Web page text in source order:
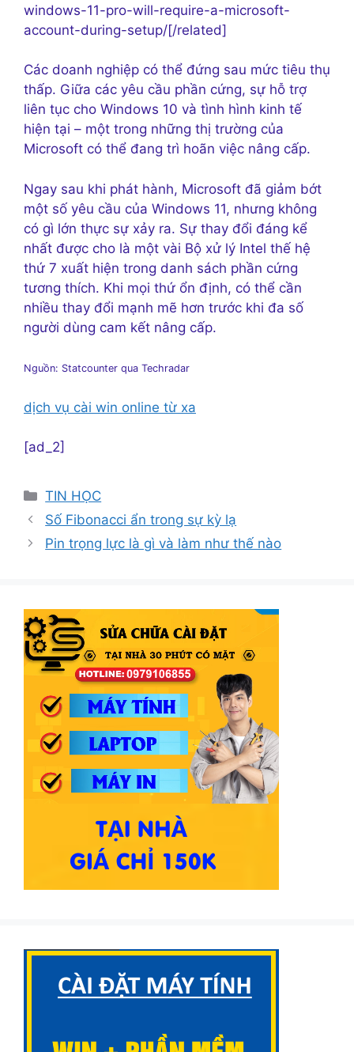
windows-11-pro-will-require-a-microsoft-
account-during-setup/[/related]
Các doanh nghiệp có thể đứng sau mức tiêu thụ
thấp. Giữa các yêu cầu phần cứng, sự hỗ trợ
liên tục cho Windows 10 và tình hình kinh tế
hiện tại – một trong những thị trường của
Microsoft có thể đang trì hoãn việc nâng cấp.
Ngay sau khi phát hành, Microsoft đã giảm bớt
một số yêu cầu của Windows 11, nhưng không
có gì lớn thực sự xảy ra. Sự thay đổi đáng kể
nhất được cho là một vài Bộ xử lý Intel thế hệ
thứ 7 xuất hiện trong danh sách phần cứng
tương thích. Khi mọi thứ ổn định, có thể cần
nhiều thay đổi mạnh mẽ hơn trước khi đa số
người dùng cam kết nâng cấp.
Nguồn: Statcounter qua Techradar
dịch vụ cài win online từ xa
[ad_2]
Danh
mục
TIN HỌC
Số Fibonacci ẩn trong sự kỳ lạ
Pin trọng lực là gì và làm như thế nào